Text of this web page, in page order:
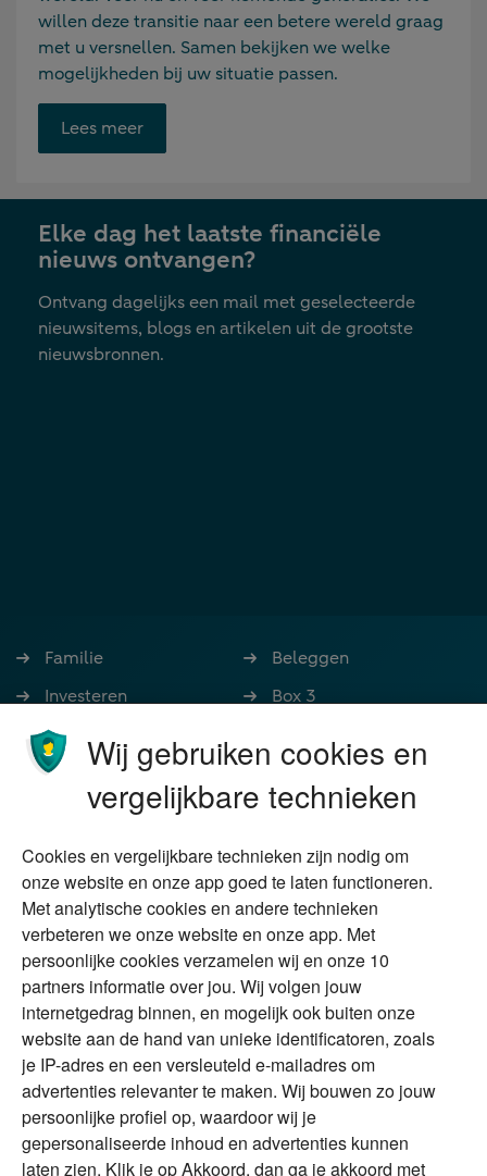
willen deze transitie naar een betere wereld graag
met u versnellen. Samen bekijken we welke
mogelijkheden bij uw situatie passen.
Lees meerOpent
link
nieuwe
tab
Elke dag het laatste financiële
nieuws ontvangen?
Ontvang dagelijks een mail met geselecteerde
nieuwsitems, blogs en artikelen uit de grootste
nieuwsbronnen.
Familie
Investeren
Ondernemen
Stoppen met werken
Wonen
Beleggen
Box 3
Nalatenschap
Schenken
Duurzaam
Vermogensplanning
Tweede huis in
buitenland
DGA
Erfenis
Over Financial Focus
Specialisten
Financial Focus
magazine
The Exit Years
Contact
Alles voor en over vermogenden.
Wij gebruiken cookies en
vergelijkbare technieken
Cookies en vergelijkbare technieken zijn nodig om
onze website en onze app goed te laten functioneren.
Met analytische cookies en andere technieken
verbeteren we onze website en onze app. Met
persoonlijke cookies verzamelen wij en onze 10
partners informatie over jou. Wij volgen jouw
internetgedrag binnen, en mogelijk ook buiten onze
website aan de hand van unieke identificatoren, zoals
je IP-adres en een versleuteld e-mailadres om
advertenties relevanter te maken. Wij bouwen zo jouw
persoonlijke profiel op, waardoor wij je
gepersonaliseerde inhoud en advertenties kunnen
laten zien. Klik je op Akkoord, dan ga je akkoord met